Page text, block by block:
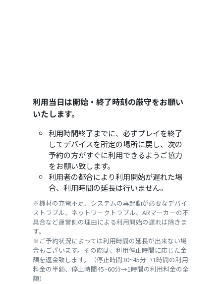
利用当日は開始・終了時刻の厳守をお願い
いたします。
利用時間終了までに、必ずプレイを終了
してデバイスを所定の場所に戻し、次の
予約の方がすぐに利用できるようご協力
をお願い致します。
利用者の都合により利用開始が遅れた場
合、利用時間の延長は行いません。
※機材の充電不足、システムの再起動が必要なデバイ
ストラブル、ネットワークトラブル、ARマーカーの不
具合など運営側の理由による利用開始の遅れは除きま
す。
※ご予約状況によっては利用時間の延長が出来ない場
合もございます。その際は、利用停止時間に応じた金
額を返金致します。（停止時間30~45分→1時間の利用
料金の半額、停止時間45~60分→1時間の利用料金の全
額）